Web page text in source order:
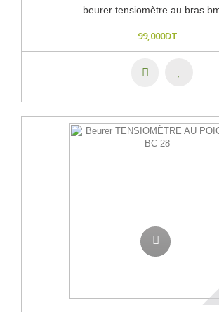
beurer tensiomètre au bras
99,000DT